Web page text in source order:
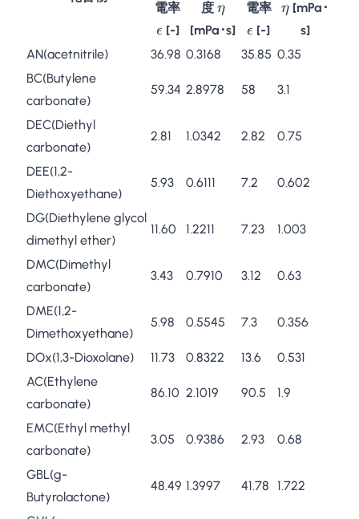
電率 \epsilon
ϵ[-]
度 \eta
η
[mPa･s]
電率\epsilon
ϵ [-]
η[mPa･
s]
AN(acetnitrile)
36.98 0.3168 35.85 0.35
BC(Butylene
carbonate)
59.34 2.8978 58 3.1
DEC(Diethyl
carbonate)
2.81 1.0342 2.82 0.75
DEE(1,2-
Diethoxyethane)
5.93 0.6111 7.2 0.602
DG(Diethylene glycol
dimethyl ether)
11.60 1.2211 7.23 1.003
DMC(Dimethyl
carbonate)
3.43 0.7910 3.12 0.63
DME(1,2-
Dimethoxyethane)
5.98 0.5545 7.3 0.356
DOx(1,3-Dioxolane) 11.73 0.8322 13.6
0.531
AC(Ethylene
carbonate)
86.10 2.1019 90.5 1.9
EMC(Ethyl methyl
carbonate)
3.05 0.9386 2.93 0.68
GBL(g-
Butyrolactone)
48.49 1.3997 41.78 1.722